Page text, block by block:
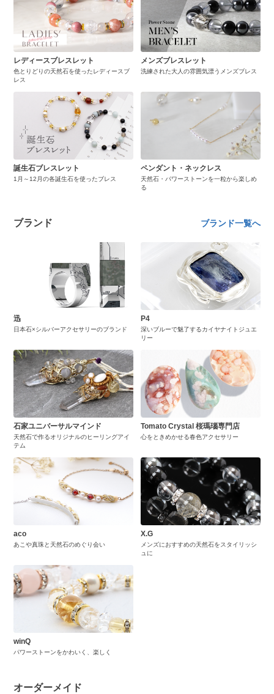
レディースブレスレット
色とりどりの天然石を使ったレディースブ
レス
メンズブレスレット
洗練された大人の雰囲気漂うメンズブレス
誕生石ブレスレット
1月～12月の各誕生石を使ったブレス
ペンダント・ネックレス
天然石・パワーストーンを一粒から楽しめ
る
ブランド ブランド一覧へ
迅
日本石×シルバーアクセサリーのブランド
P4
深いブルーで魅了するカイヤナイトジュエ
リー
石家ユニバーサルマインド
天然石で作るオリジナルのヒーリングアイ
テム
Tomato Crystal 桜瑪瑙専門店
心をときめかせる春色アクセサリー
aco
あこや真珠と天然石のめぐり会い
X.G
メンズにおすすめの天然石をスタイリッシ
ュに
winQ
パワーストーンをかわいく、楽しく
オーダーメイド